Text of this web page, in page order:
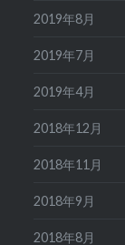
2019年8月
2019年7月
2019年4月
2018年12月
2018年11月
2018年9月
2018年8月